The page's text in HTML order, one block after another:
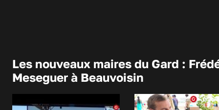
Les nouveaux maires du Gard :
Meseguer à Beauvoisin